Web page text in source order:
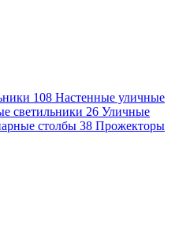
108 Настенные уличные
светильники 26 Уличные
столбы 38 Прожекторы